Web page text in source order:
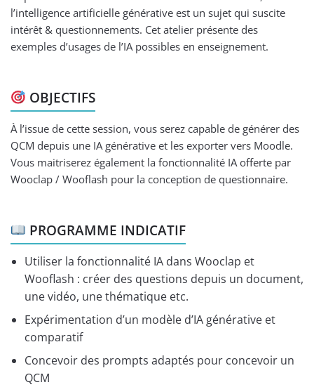
l’intelligence artificielle générative est un sujet qui suscite
intérêt & questionnements. Cet atelier présente des
exemples d’usages de l’IA possibles en enseignement.
OBJECTIFS
À l’issue de cette session, vous serez capable de générer des
QCM depuis une IA générative et les exporter vers Moodle.
Vous maitriserez également la fonctionnalité IA offerte par
Wooclap / Wooflash pour la conception de questionnaire.
PROGRAMME INDICATIF
Utiliser la fonctionnalité IA dans Wooclap et
Wooflash : créer des questions depuis un document,
une vidéo, une thématique etc.
Expérimentation d’un modèle d’IA générative et
comparatif
Concevoir des prompts adaptés pour concevoir un
QCM